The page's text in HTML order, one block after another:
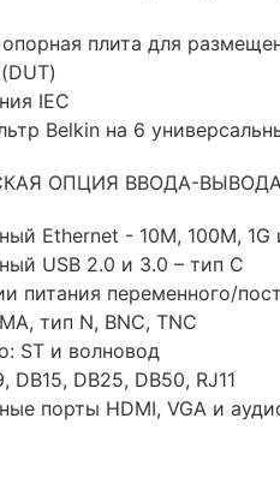
плита для
IEC
Belkin на 6
ОПЦИЯ ВВОДА-ВЫВОДА
Ethernet - 10M, 100M, 1G
USB 2.0 и 3.0 – тип C
питания переменного/
тип N, BNC, TNC
ST и волновод
DB15, DB25, DB50, RJ11
порты HDMI, VGA и